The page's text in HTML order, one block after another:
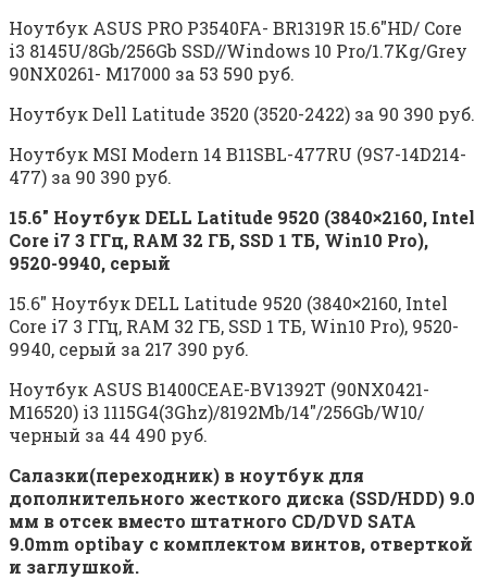
Ноутбук ASUS PRO P3540FA- BR1319R 15.6″HD/ Core
i3 8145U/8Gb/256Gb SSD//Windows 10 Pro/1.7Kg/Grey
90NX0261- M17000 за 53 590 руб.
Ноутбук Dell Latitude 3520 (3520-2422) за 90 390 руб.
Ноутбук MSI Modern 14 B11SBL-477RU (9S7-14D214-
477) за 90 390 руб.
15.6″ Ноутбук DELL Latitude 9520 (3840×2160, Intel
Core i7 3 ГГц, RAM 32 ГБ, SSD 1 ТБ, Win10 Pro),
9520-9940, серый
15.6″ Ноутбук DELL Latitude 9520 (3840×2160, Intel
Core i7 3 ГГц, RAM 32 ГБ, SSD 1 ТБ, Win10 Pro), 9520-
9940, серый за 217 390 руб.
Ноутбук ASUS B1400CEAE-BV1392T (90NX0421-
M16520) i3 1115G4(3Ghz)/8192Mb/14″/256Gb/W10/
черный за 44 490 руб.
Салазки(переходник) в ноутбук для
дополнительного жесткого диска (SSD/HDD) 9.0
мм в отсек вместо штатного CD/DVD SATA
9.0mm optibay с комплектом винтов, отверткой
и заглушкой.